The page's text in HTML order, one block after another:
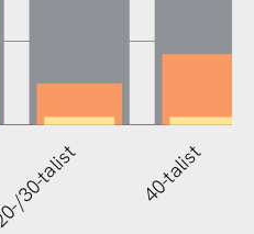
20-/30-talist 40-talist